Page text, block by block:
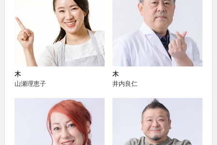
木
山瀬理恵子
木
井内良仁